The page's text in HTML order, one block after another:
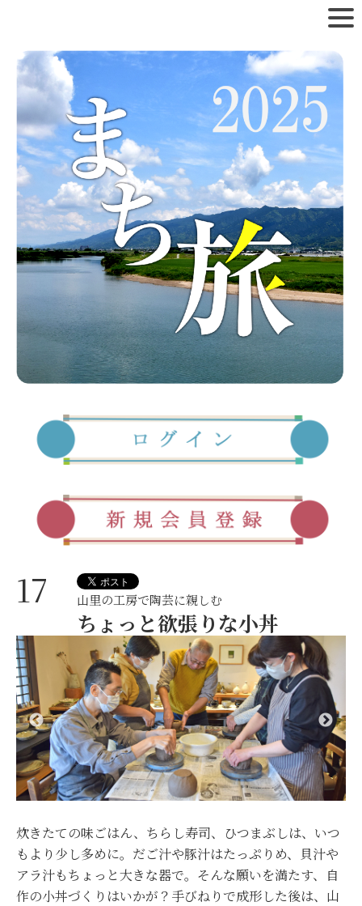
17 山里の工房で陶芸に親しむ
ちょっと欲張りな小丼
炊きたての味ごはん、ちらし寿司、ひつまぶしは、いつ
もより少し多めに。だご汁や豚汁はたっぷりめ、貝汁や
アラ汁もちょっと大きな器で。そんな願いを満たす、自
作の小丼づくりはいかが？手びねりで成形した後は、山